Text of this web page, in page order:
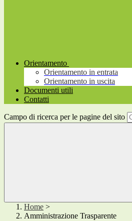
Orientamento
Orientamento in entrata
Orientamento in uscita
Documenti utili
Contatti
Campo di ricerca per le pagine del sito
Home >
Amministrazione Trasparente